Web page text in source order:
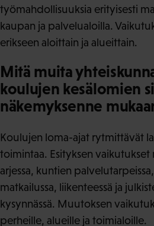
työmahdollisuuksia erityisesti
kaupan ja palvelualoilla.
erikseen aloittain ja alueittain.
Mitä muita
koulujen kesälomien
näkemyksenne
Koulujen loma-ajat rytmittävät
toimintaa. Esityksen
arjessa, kuntien
matkailussa, liikenteessä ja
kysynnässä. Muutoksen
perheille, alueille ja toimialoille.